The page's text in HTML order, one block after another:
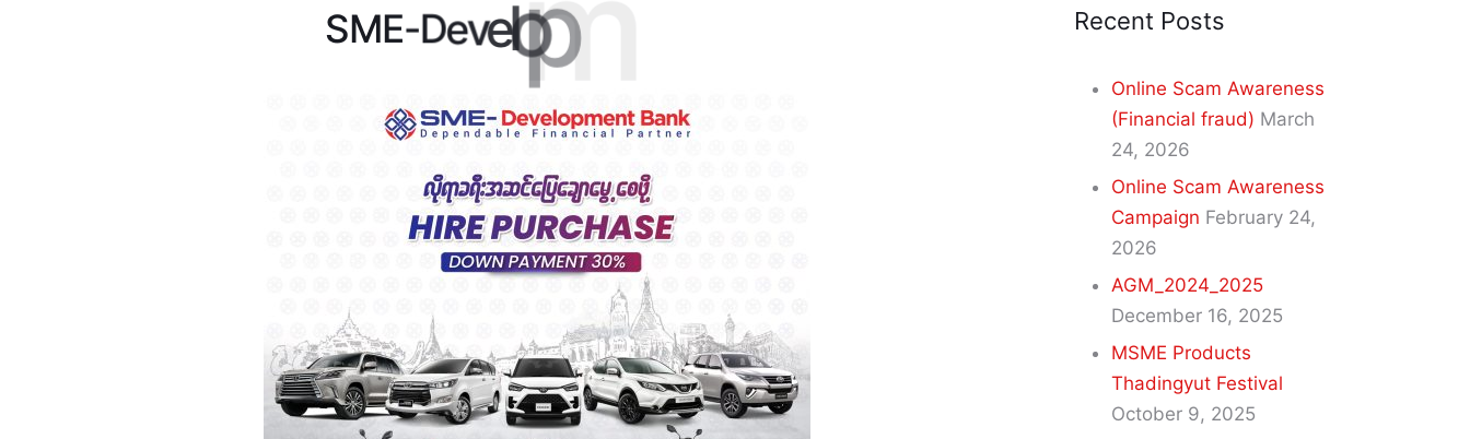
SME-Developm Recent Posts
Online Scam Awareness
(Financial fraud) March
24, 2026
Online Scam Awareness
Campaign February 24,
2026
AGM_2024_2025
December 16, 2025
MSME Products
Thadingyut Festival
October 9, 2025